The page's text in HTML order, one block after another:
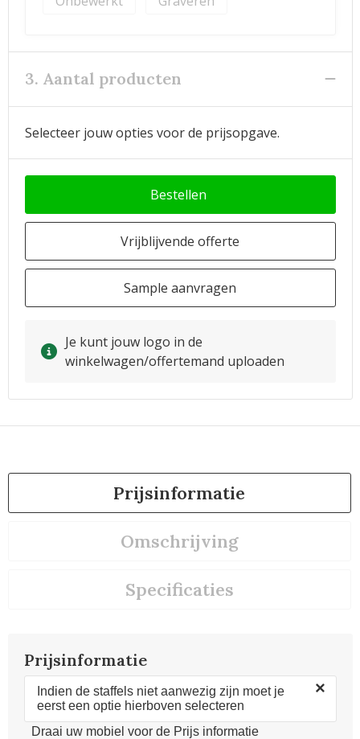
3. Aantal producten
Selecteer jouw opties voor de prijsopgave.
Bestellen
Vrijblijvende offerte
Sample aanvragen
Je kunt jouw logo in de
winkelwagen/offertemand uploaden
Prijsinformatie
Omschrijving
Specificaties
Prijsinformatie
Indien de staffels niet aanwezig zijn moet je
eerst een optie hierboven selecteren
×
Draai uw mobiel voor de Prijs informatie